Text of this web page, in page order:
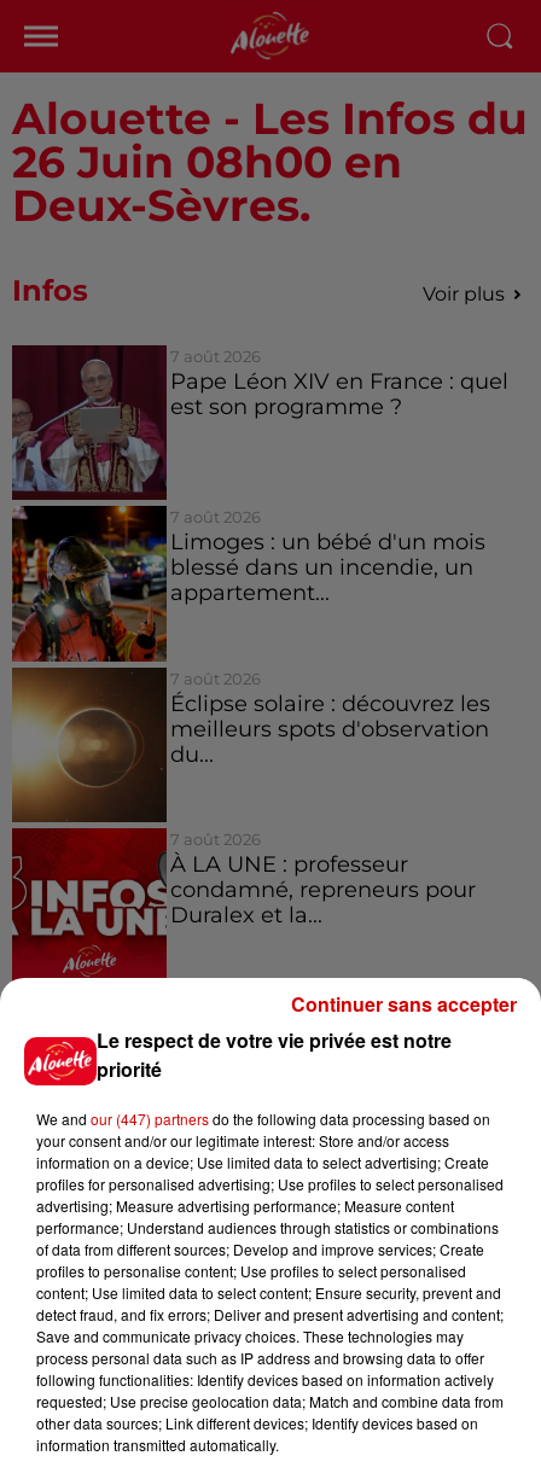
Alouette - Les Infos du
26 Juin 08h00 en
Deux-Sèvres.
Infos Voir plus
7 août 2026
Pape Léon XIV en France : quel
est son programme ?
7 août 2026
Limoges : un bébé d'un mois
blessé dans un incendie, un
appartement...
7 août 2026
Éclipse solaire : découvrez les
meilleurs spots d'observation
du...
7 août 2026
À LA UNE : professeur
condamné, repreneurs pour
Duralex et la...
Jeux Voir plus
Le Duel - Gagnez vos entrées
pour l'un des zoos de nos
régions !
Destination Vacances - Gagnez
votre séjour en famille au cœur
de la...
Destination Vacances : inscrivez-
Le respect de votre vie privée est notre
priorité
We and our (447) partnersdo the following data processing based on
your consent and/or our legitimate interest: Store and/or access
information on a device; Use limited data to select advertising; Create
profiles for personalised advertising; Use profiles to select personalised
advertising; Measure advertising performance; Measure content
performance; Understand audiences through statistics or combinations
of data from different sources; Develop and improve services; Create
profiles to personalise content; Use profiles to select personalised
content; Use limited data to select content; Ensure security, prevent and
detect fraud, and fix errors; Deliver and present advertising and content;
Save and communicate privacy choices. These technologies may
process personal data such as IP address and browsing data to offer
following functionalities: Identify devices based on information actively
requested; Use precise geolocation data; Match and combine data from
other data sources; Link different devices; Identify devices based on
information transmitted automatically.
Continuer sans accepter